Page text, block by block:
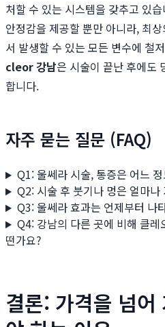
처할 수 있는 시스템을 갖추고 있
안정감을 제공할 뿐만 아니라, 최
서 발생할 수 있는 모든 변수에 철
cleor 강남은 시술이 끝난 후에도
합니다.
자주 묻는 질문 (FAQ)
Q1: 울쎄라 시술, 통증은 어느
Q2: 시술 후 붓기나 멍은 얼마나
Q3: 울쎄라 효과는 언제부터 나
Q4: 강남의 다른 곳에 비해 클
떤가요?
결론: 가격을 넘어